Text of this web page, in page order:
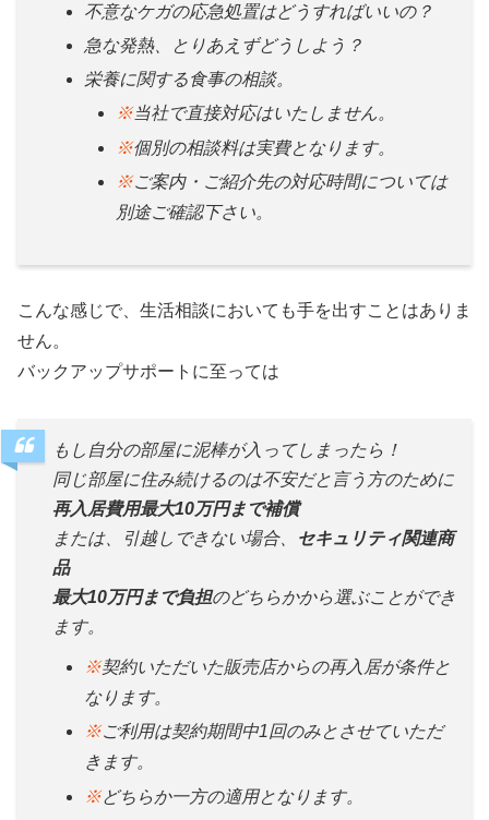
不意なケガの応急処置はどうすればいいの？
急な発熱、とりあえずどうしよう？
栄養に関する食事の相談。
※当社で直接対応はいたしません。
※個別の相談料は実費となります。
※ご案内・ご紹介先の対応時間については
別途ご確認下さい。
こんな感じで、生活相談においても手を出すことはありま
せん。
バックアップサポートに至っては
もし自分の部屋に泥棒が入ってしまったら！
同じ部屋に住み続けるのは不安だと言う方のために
再入居費用最大10万円まで補償
または、引越しできない場合、
セキュリティ関連商
品
最大10万円まで負担のどちらかから選ぶことができ
ます。
※契約いただいた販売店からの再入居が条件と
なります。
※ご利用は契約期間中1回のみとさせていただ
きます。
※どちらか一方の適用となります。